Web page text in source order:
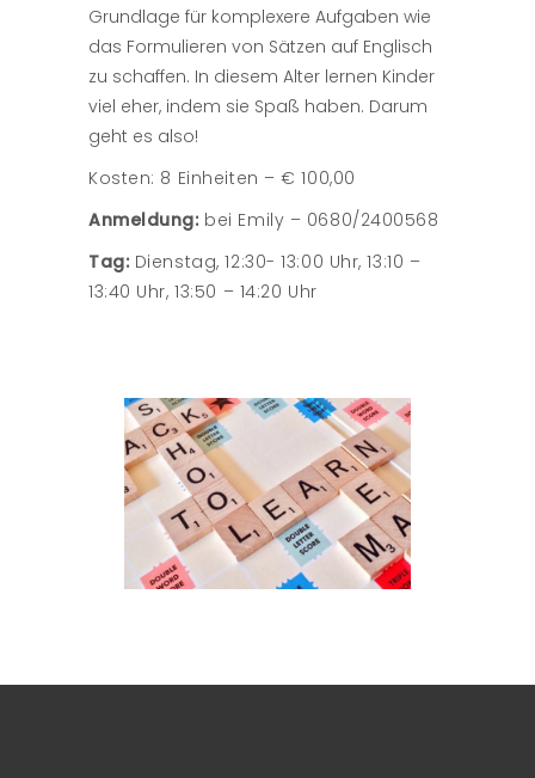
Grundlage für komplexere Aufgaben wie
das Formulieren von Sätzen auf Englisch
zu schaffen. In diesem Alter lernen Kinder
viel eher, indem sie Spaß haben. Darum
geht es also!
Kosten: 8 Einheiten – € 100,00
Anmeldung: bei Emily – 0680/2400568
Tag: Dienstag, 12:30- 13:00 Uhr, 13:10 –
13:40 Uhr, 13:50 – 14:20 Uhr